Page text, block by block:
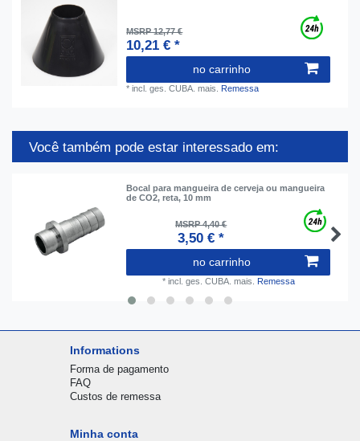
MSRP 12,77 €
10,21 € *
no carrinho
*incl. ges. CUBA. mais. Remessa
Você também pode estar interessado em:
Bocal para mangueira de cerveja ou mangueira
de CO2, reta, 10 mm
MSRP 4,40 €
3,50 € *
no carrinho
* incl. ges. CUBA. mais. Remessa
Informations
Forma de pagamento
FAQ
Custos de remessa
Minha conta